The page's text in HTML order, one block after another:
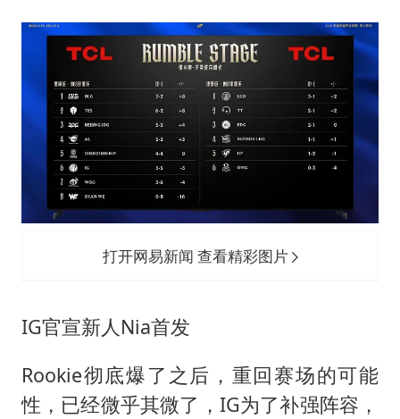
打开网易新闻 查看精彩图片
IG官宣新人Nia首发
Rookie彻底爆了之后，重回赛场的可能
性，已经微乎其微了，IG为了补强阵容，